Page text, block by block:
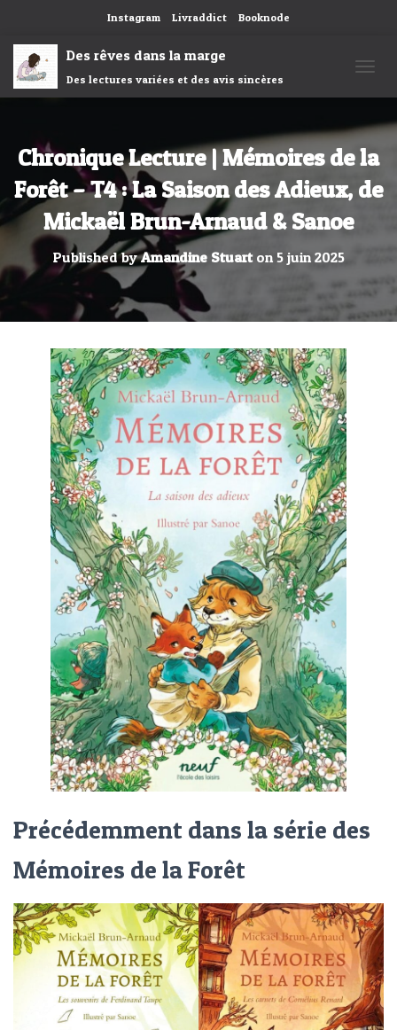
Instagram Livraddict Booknode
Des rêves dans la marge
Des lectures variées et des avis sincères
Chronique Lecture | Mémoires de la
Forêt – T4 : La Saison des Adieux, de
Mickaël Brun-Arnaud & Sanoe
Published byAmandine Stuarton 5 juin 2025
Précédemment dans la série des
Mémoires de la Forêt